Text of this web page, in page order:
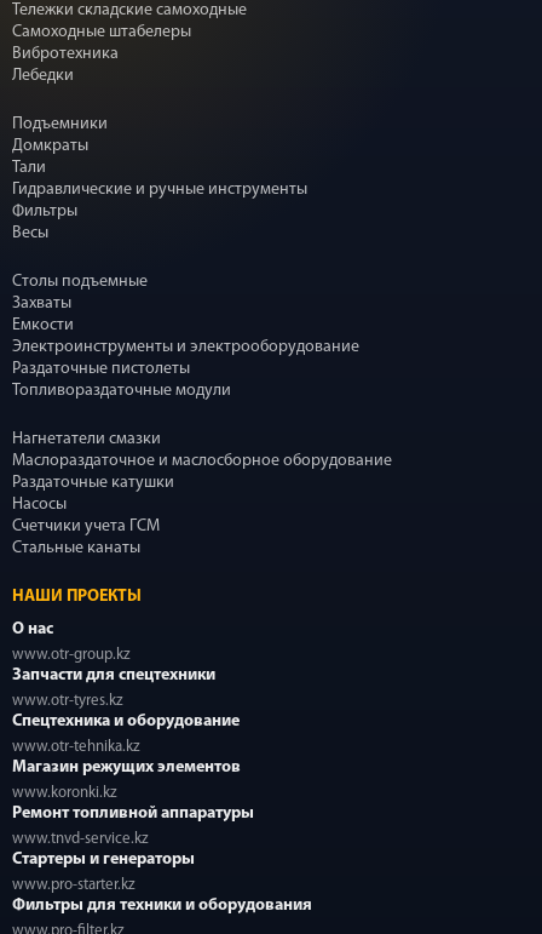
Тележки складские самоходные
Самоходные штабелеры
Вибротехника
Лебедки
Подъемники
Домкраты
Тали
Гидравлические и ручные инструменты
Фильтры
Весы
Столы подъемные
Захваты
Емкости
Электроинструменты и электрооборудование
Раздаточные пистолеты
Топливораздаточные модули
Нагнетатели смазки
Маслораздаточное и маслосборное оборудование
Раздаточные катушки
Насосы
Счетчики учета ГСМ
Стальные канаты
НАШИ ПРОЕКТЫ
О нас
www.otr-group.kz
Запчасти для спецтехники
www.otr-tyres.kz
Спецтехника и оборудование
www.otr-tehnika.kz
Магазин режущих элементов
www.koronki.kz
Ремонт топливной аппаратуры
www.tnvd-service.kz
Стартеры и генераторы
www.pro-starter.kz
Фильтры для техники и оборудования